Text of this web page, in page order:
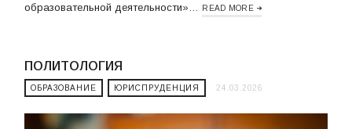
образовательной деятельности»…
READ MORE
ПОЛИТОЛОГИЯ
ОБРАЗОВАНИЕ ЮРИСПРУДЕНЦИЯ 24.03.2026